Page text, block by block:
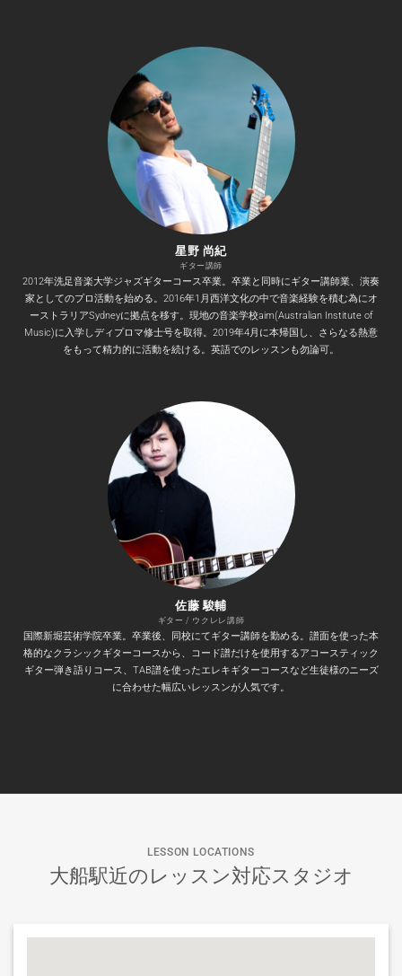
星野 尚紀
ギター講師
2012年洗足音楽大学ジャズギターコース卒業。卒業と同時にギター講師業、演奏
家としてのプロ活動を始める。2016年1月西洋文化の中で音楽経験を積む為にオ
ーストラリアSydneyに拠点を移す。現地の音楽学校aim(Australian Institute of
Music)に入学しディプロマ修士号を取得。2019年4月に本帰国し、さらなる熱意
をもって精力的に活動を続ける。英語でのレッスンも勿論可。
佐藤 駿輔
ギター / ウクレレ講師
国際新堀芸術学院卒業。卒業後、同校にてギター講師を勤める。譜面を使った本
格的なクラシックギターコースから、コード譜だけを使用するアコースティック
ギター弾き語りコース、TAB譜を使ったエレキギターコースなど生徒様のニーズ
に合わせた幅広いレッスンが人気です。
LESSON LOCATIONS
大船駅近のレッスン対応スタジオ